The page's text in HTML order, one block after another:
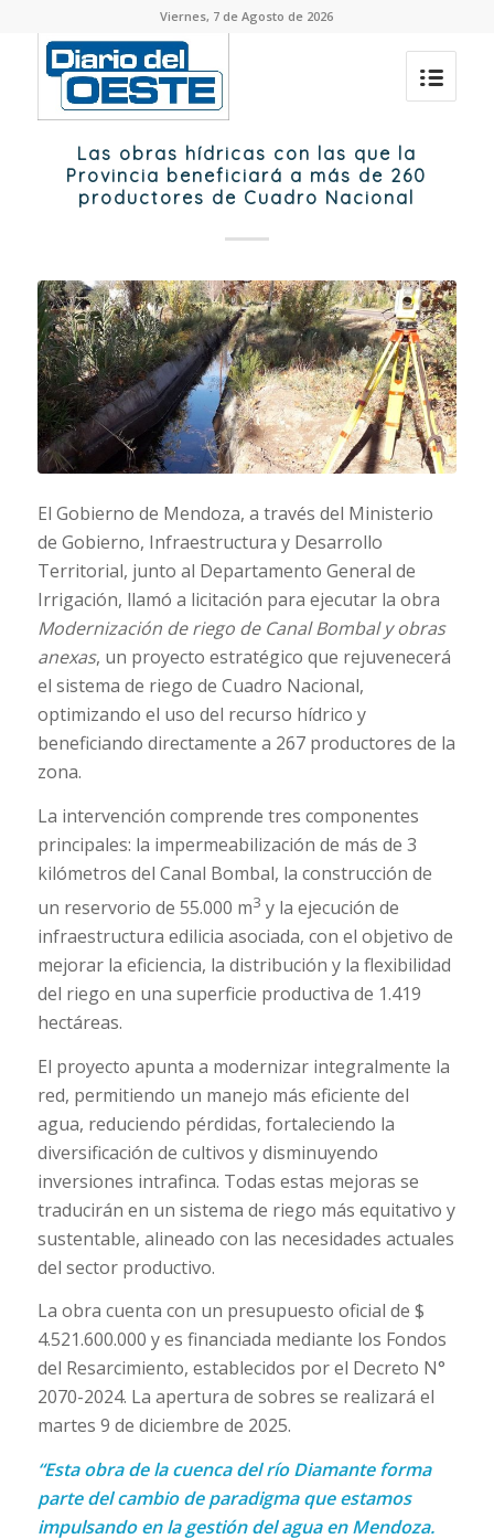
Viernes, 7 de Agosto de 2026
Las obras hídricas con las que la
Provincia beneficiará a más de 260
productores de Cuadro Nacional
El Gobierno de Mendoza, a través del Ministerio
de Gobierno, Infraestructura y Desarrollo
Territorial, junto al Departamento General de
Irrigación, llamó a licitación para ejecutar la obra
Modernización de riego de Canal Bombal y obras
anexas, un proyecto estratégico que rejuvenecerá
el sistema de riego de Cuadro Nacional,
optimizando el uso del recurso hídrico y
beneficiando directamente a 267 productores de la
zona.
La intervención comprende tres componentes
principales: la impermeabilización de más de 3
kilómetros del Canal Bombal, la construcción de
un reservorio de 55.000 m3 y la ejecución de
infraestructura edilicia asociada, con el objetivo de
mejorar la eficiencia, la distribución y la flexibilidad
del riego en una superficie productiva de 1.419
hectáreas.
El proyecto apunta a modernizar integralmente la
red, permitiendo un manejo más eficiente del
agua, reduciendo pérdidas, fortaleciendo la
diversificación de cultivos y disminuyendo
inversiones intrafinca. Todas estas mejoras se
traducirán en un sistema de riego más equitativo y
sustentable, alineado con las necesidades actuales
del sector productivo.
La obra cuenta con un presupuesto oficial de $
4.521.600.000 y es financiada mediante los Fondos
del Resarcimiento, establecidos por el Decreto N°
2070-2024. La apertura de sobres se realizará el
martes 9 de diciembre de 2025.
“Esta obra de la cuenca del río Diamante forma
parte del cambio de paradigma que estamos
impulsando en la gestión del agua en Mendoza.